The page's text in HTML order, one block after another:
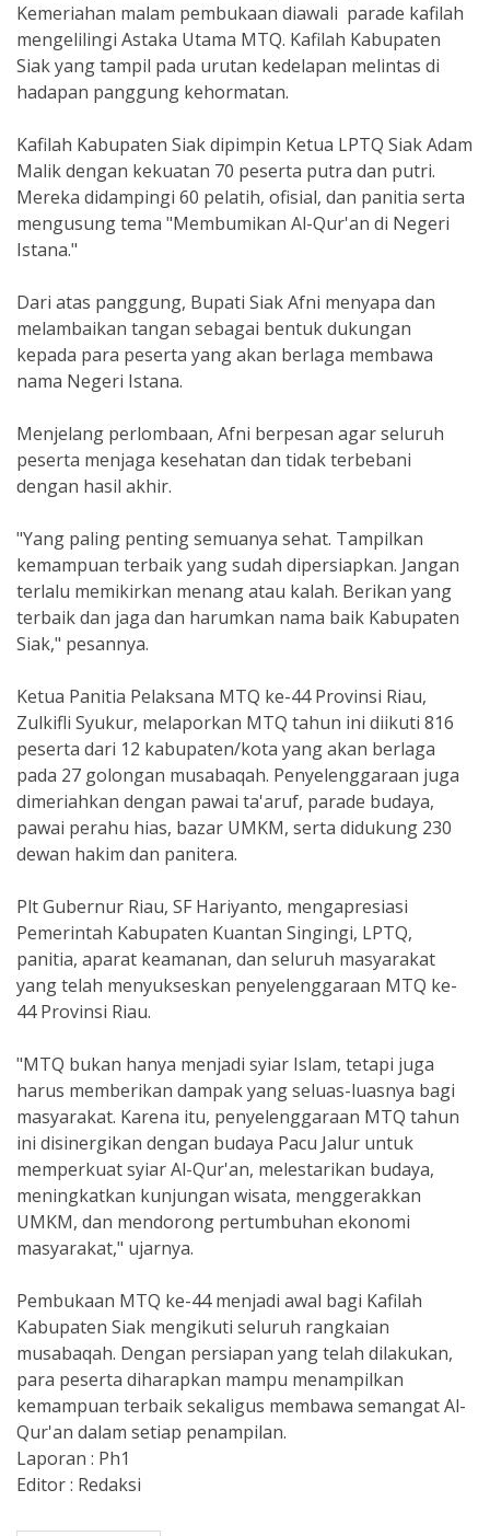
Kemeriahan malam pembukaan diawali parade kafilah
mengelilingi Astaka Utama MTQ. Kafilah Kabupaten
Siak yang tampil pada urutan kedelapan melintas di
hadapan panggung kehormatan.
Kafilah Kabupaten Siak dipimpin Ketua LPTQ Siak Adam
Malik dengan kekuatan 70 peserta putra dan putri.
Mereka didampingi 60 pelatih, ofisial, dan panitia serta
mengusung tema "Membumikan Al-Qur'an di Negeri
Istana."
Dari atas panggung, Bupati Siak Afni menyapa dan
melambaikan tangan sebagai bentuk dukungan
kepada para peserta yang akan berlaga membawa
nama Negeri Istana.
Menjelang perlombaan, Afni berpesan agar seluruh
peserta menjaga kesehatan dan tidak terbebani
dengan hasil akhir.
"Yang paling penting semuanya sehat. Tampilkan
kemampuan terbaik yang sudah dipersiapkan. Jangan
terlalu memikirkan menang atau kalah. Berikan yang
terbaik dan jaga dan harumkan nama baik Kabupaten
Siak," pesannya.
Ketua Panitia Pelaksana MTQ ke-44 Provinsi Riau,
Zulkifli Syukur, melaporkan MTQ tahun ini diikuti 816
peserta dari 12 kabupaten/kota yang akan berlaga
pada 27 golongan musabaqah. Penyelenggaraan juga
dimeriahkan dengan pawai ta'aruf, parade budaya,
pawai perahu hias, bazar UMKM, serta didukung 230
dewan hakim dan panitera.
Plt Gubernur Riau, SF Hariyanto, mengapresiasi
Pemerintah Kabupaten Kuantan Singingi, LPTQ,
panitia, aparat keamanan, dan seluruh masyarakat
yang telah menyukseskan penyelenggaraan MTQ ke-
44 Provinsi Riau.
"MTQ bukan hanya menjadi syiar Islam, tetapi juga
harus memberikan dampak yang seluas-luasnya bagi
masyarakat. Karena itu, penyelenggaraan MTQ tahun
ini disinergikan dengan budaya Pacu Jalur untuk
memperkuat syiar Al-Qur'an, melestarikan budaya,
meningkatkan kunjungan wisata, menggerakkan
UMKM, dan mendorong pertumbuhan ekonomi
masyarakat," ujarnya.
Pembukaan MTQ ke-44 menjadi awal bagi Kafilah
Kabupaten Siak mengikuti seluruh rangkaian
musabaqah. Dengan persiapan yang telah dilakukan,
para peserta diharapkan mampu menampilkan
kemampuan terbaik sekaligus membawa semangat Al-
Qur'an dalam setiap penampilan.
Laporan : Ph1
Editor : Redaksi